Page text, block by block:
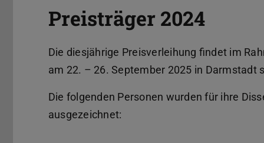
Preisträger 2024
Die diesjährige Preisverleihung findet im
am 22. – 26. September 2025 in Darmstadt
Die folgenden Personen wurden für ihre
ausgezeichnet: